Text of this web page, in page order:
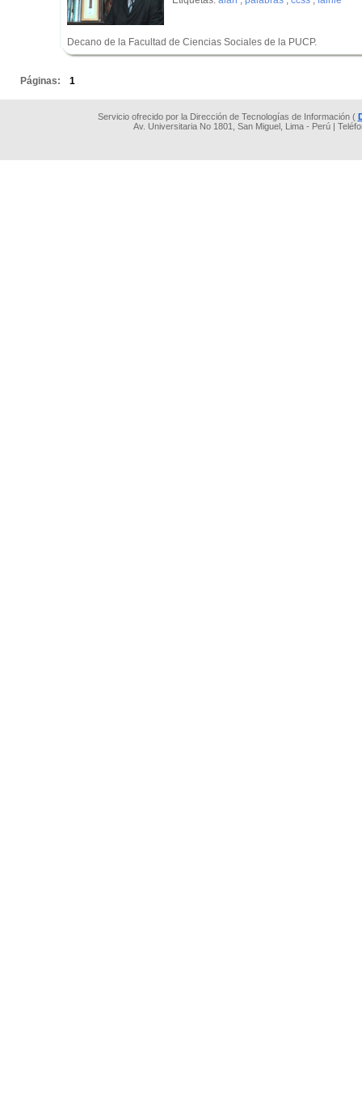
Decano de la Facultad de Ciencias Sociales de la PUCP.
Páginas: 1
Servicio ofrecido por la Dirección de Tecnologías de Información (
Av. Universitaria No 1801, San Miguel, Lima - Perú |